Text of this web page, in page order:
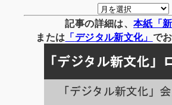
月
別
の
事
一
覧
記事の詳細は、 本紙「
または 「デジタル新文化」 で